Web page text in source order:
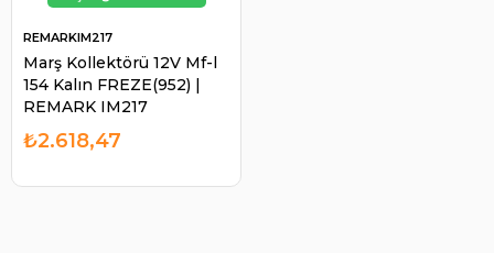
Marş Kollektörü 12V Mf-l
154 Kalın FREZE(952) |
REMARK IM217
REMARKIM217
₺2.618,47